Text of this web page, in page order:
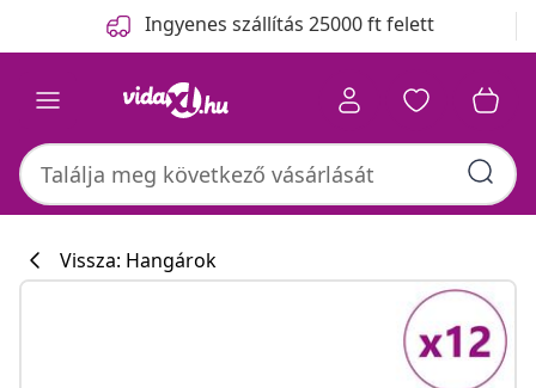
Ingyenes szállítás 25000 ft felett
Vissza: Hangárok